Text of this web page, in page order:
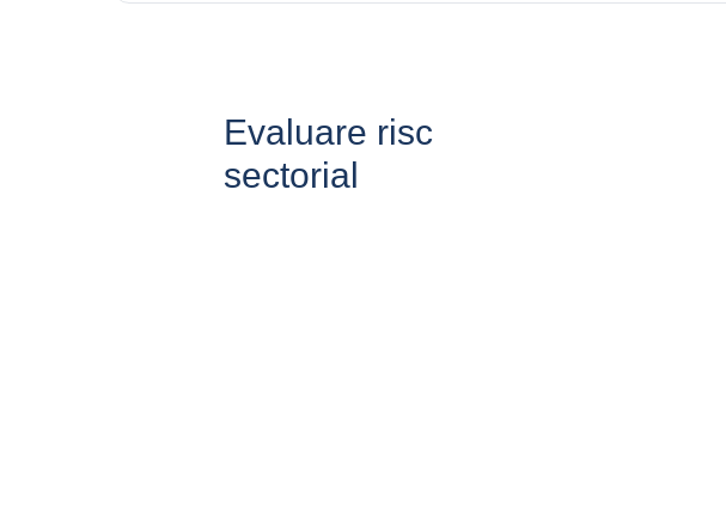
Evaluare risc
sectorial